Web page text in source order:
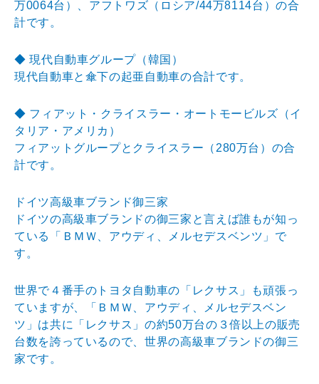
万0064台）、アフトワズ（ロシア/44万8114台）の合
計です。
◆ 現代自動車グループ（韓国）
現代自動車と傘下の起亜自動車の合計です。
◆ フィアット・クライスラー・オートモービルズ（イ
タリア ・アメリカ）
フィアットグループとクライスラー（280万台）の合
計です。
ドイツ高級車ブランド御三家
ドイツの高級車ブランドの御三家と言えば誰もが知っ
て いる「ＢＭＷ、アウディ、メルセデスベンツ」で
す。
世界で４番手のトヨタ自動車の「レクサス」も頑張っ
て いますが、「ＢＭＷ、アウディ、メルセデスベン
ツ」は共に「レクサス」の約50万台の３倍以上の販売
台数を誇っているので、世界の高級車ブランドの御三
家です。